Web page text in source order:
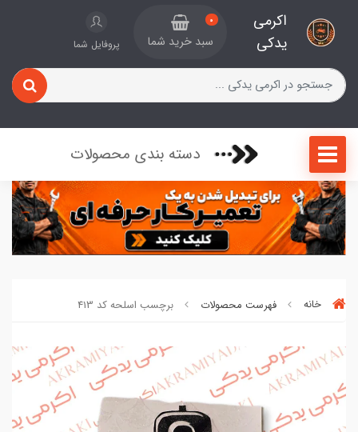
اکرمی
یدکی
0
سبد خرید شما پروفایل شما
دسته بندی محصولات
خانه فهرست محصولات برچسب اسلحه کد 413